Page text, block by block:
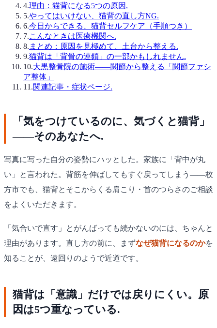
4.理由：猫背になる5つの原因.
5.やってはいけない、猫背の直し方NG.
6.今日からできる、猫背セルフケア（手順つき）
7.こんなときは医療機関へ.
8. まとめ：原因を見極めて、土台から整える.
9.猫背は「背骨の連鎖」の一部かもしれません.
10.大黒整骨院の施術——関節から整える「関節ファシ
ア整体」
11 .関連記事・症状ページ.
「気をつけているのに、気づくと猫背」
——そのあなたへ.
写真に写った自分の姿勢にハッとした。家族に「背中が丸
い」と言われた。背筋を伸ばしてもすぐ戻ってしまう——枚
方市でも、猫背とそこからくる肩こり・首のつらさのご相談
をよくいただきます。
「気合いで直す」とがんばっても続かないのには、ちゃんと
理由があります。直し方の前に、まずなぜ猫背になるのかを
知ることが、遠回りのようで近道です。
猫背は「意識」だけでは戻りにくい。原
因は5つ重なっている.